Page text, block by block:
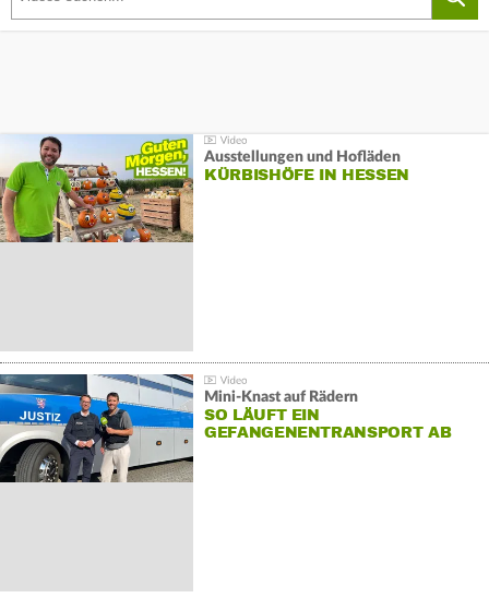
Ausstellungen und Hofläden
KÜRBISHÖFE IN HESSEN
Mini-Knast auf Rädern
SO LÄUFT EIN
GEFANGENENTRANSPORT AB